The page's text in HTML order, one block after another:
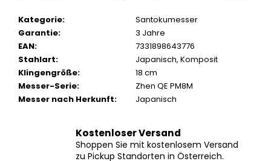
Garantie:
3 Jahre
EAN:
7331898643776
Stahlart
Japanisch,Komposit
Klingengröße
18 cm
Messer-Serie:
Zhen QE PM8M
Messer nach Herkunft
Japanisch
Shoppen Sie mit kostenlosem Versand
zu Pickup Standorten in Österreich.